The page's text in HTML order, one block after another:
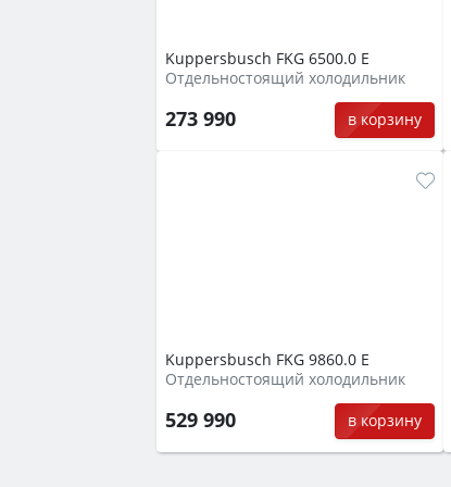
Kuppersbusch FKG 6500.0 E
Отдельностоящий холодильник
273 990 в корзину
Kuppersbusch FKG 9860.0 E
Отдельностоящий холодильник
529 990 в корзину